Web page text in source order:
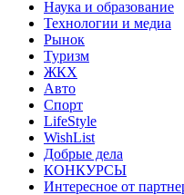
Наука и образование
Технологии и медиа
Рынок
Туризм
ЖКХ
Авто
Спорт
LifeStyle
WishList
Добрые дела
КОНКУРСЫ
Интересное от